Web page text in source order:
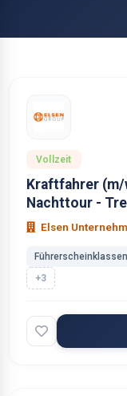
Vollzeit
Kraftfahrer (m/
Nachttour -
Elsen
+3